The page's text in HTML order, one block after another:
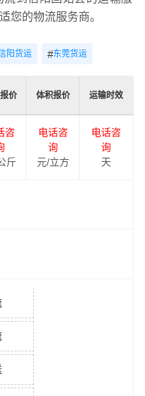
您的物流服务商。
阳货运 #东莞货运
价 体积报价 运输时效
咨
斤
电话咨
询
元/立方
电话咨
询
天